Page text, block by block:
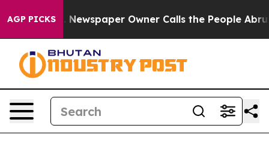
AGP PICKSNewspaper Owner Calls the People Abruptly